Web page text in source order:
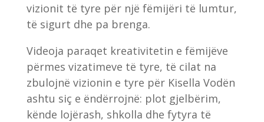
vizionit të tyre për një fëmijëri të lumtur,
të sigurt dhe pa brenga.
Videoja paraqet kreativitetin e fëmijëve
përmes vizatimeve të tyre, të cilat na
zbulojnë vizionin e tyre për Kisella Vodën
ashtu siç e ëndërrojnë: plot gjelbërim,
kënde lojërash, shkolla dhe fytyra të